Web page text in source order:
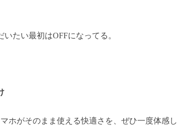
たい最初はOFFになってる。
ホがそのまま使える快適さを、ぜひ一度体感し